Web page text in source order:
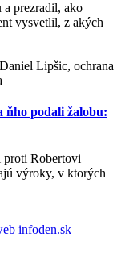
prezradil, ako
vysvetlil, z akých
Lipšic, ochrana
ňho podali žalobu:
proti Robertovi
výroky, v ktorých
infoden.sk